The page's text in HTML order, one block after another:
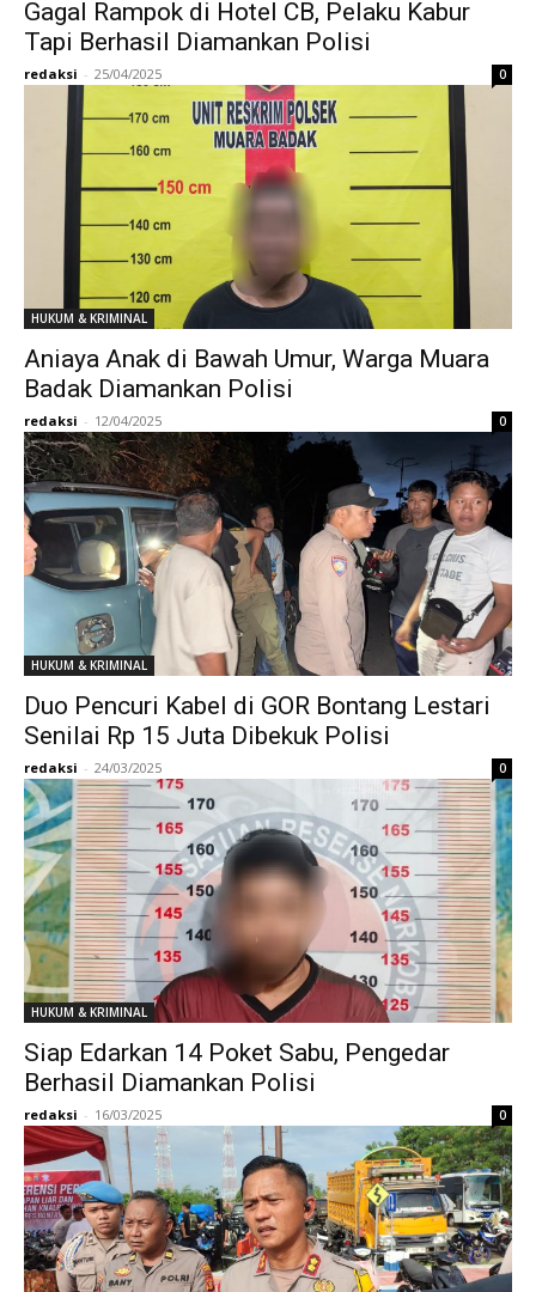
Gagal Rampok di Hotel CB, Pelaku Kabur
Tapi Berhasil Diamankan Polisi
redaksi - 25/04/2025 0
HUKUM & KRIMINAL
Aniaya Anak di Bawah Umur, Warga Muara
Badak Diamankan Polisi
redaksi - 12/04/2025 0
HUKUM & KRIMINAL
Duo Pencuri Kabel di GOR Bontang Lestari
Senilai Rp 15 Juta Dibekuk Polisi
redaksi - 24/03/2025 0
HUKUM & KRIMINAL
Siap Edarkan 14 Poket Sabu, Pengedar
Berhasil Diamankan Polisi
redaksi - 16/03/2025 0